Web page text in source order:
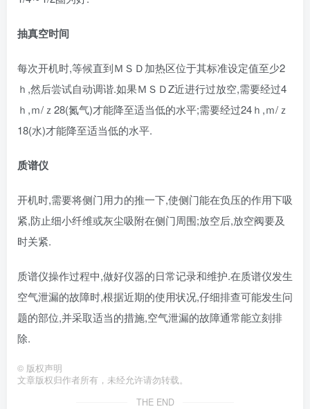
抽真空时间
每次开机时,等候直到ＭＳＤ加热区位于其标准设定值至少2
ｈ,然后尝试自动调谐.如果ＭＳＤZ近进行过放空,需要经过4
ｈ,ｍ/ｚ28(氮气)才能降至适当低的水平;需要经过24ｈ,ｍ/ｚ
18(水)才能降至适当低的水平.
质谱仪
开机时,需要将侧门用力的推一下,使侧门能在负压的作用下吸
紧,防止细小纤维或灰尘吸附在侧门周围;放空后,放空阀要及
时关紧.
质谱仪操作过程中,做好仪器的日常记录和维护.在质谱仪发生
空气泄漏的故障时,根据近期的使用状况,仔细排查可能发生问
题的部位,并采取适当的措施,空气泄漏的故障通常能立刻排
除.
© 版权声明
文章版权归作者所有，未经允许请勿转载。
THE END